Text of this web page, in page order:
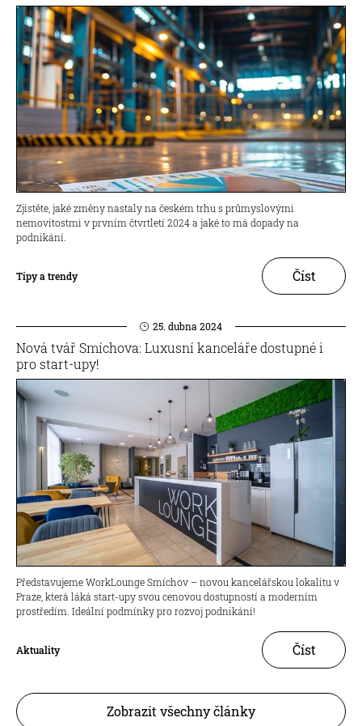
Zjistěte, jaké změny nastaly na českém trhu s průmyslovými
nemovitostmi v prvním čtvrtletí 2024 a jaké to má dopady na
podnikání.
Tipy a trendy Číst
25. dubna 2024
Nová tvář Smíchova: Luxusní kanceláře dostupné i
pro start-upy!
Představujeme WorkLounge Smíchov – novou kancelářskou lokalitu v
Praze, která láká start-upy svou cenovou dostupností a moderním
prostředím. Ideální podmínky pro rozvoj podnikání!
Aktuality Číst
Zobrazit všechny články